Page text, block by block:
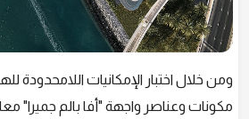
ومن خلال اختبار الإمكانيات اللامحدودة
مكونات وعناصر واجهة "أفا بالم جميرا"